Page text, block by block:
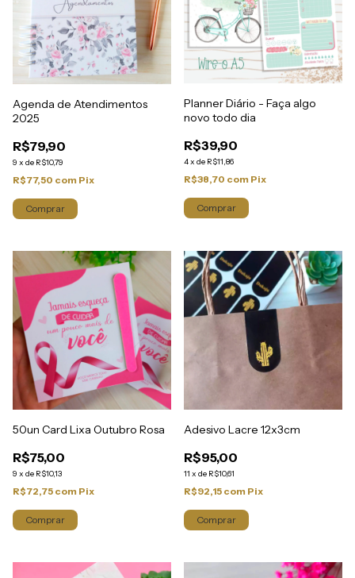
Agenda de Atendimentos
2025
R$79,90
9 x de R$10,79
R$77,50 com Pix
Planner Diário - Faça algo
novo todo dia
R$39,90
4x de R$11,86
R$38,70 com Pix
50un Card Lixa Outubro Rosa
R$75,00
9 x de R$10,13
R$72,75 com Pix
Adesivo Lacre 12x3cm
R$95,00
11 x de R$10,61
R$92,15 com Pix
Comprar